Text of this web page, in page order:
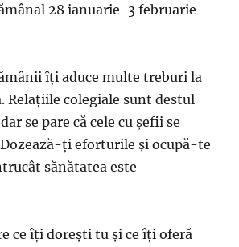
28 ianuarie-3 februarie
îţi aduce multe treburi la
Relaţiile colegiale sunt destul
se pare că cele cu şefii se
ţi eforturile şi ocupă-te
sănătatea este
ce îţi doreşti tu şi ce îţi oferă